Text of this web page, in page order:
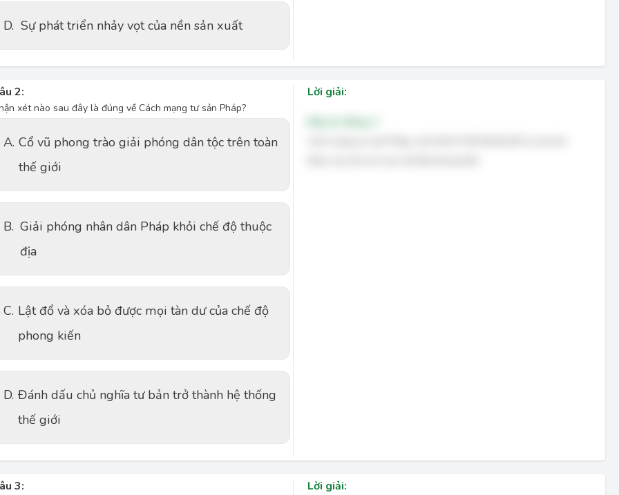
D. Sự phát triển nhảy vọt của nền sản xuất
2:
xét nào sau đây là đúng về Cách mạng tư sản Pháp?
A. Cổ vũ phong trào giải phóng dân tộc trên toàn
thế giới
B. Giải phóng nhân dân Pháp khỏi chế độ thuộc
địa
C. Lật đổ và xóa bỏ được mọi tàn dư của chế độ
phong kiến
D. Đánh dấu chủ nghĩa tư bản trở thành hệ thống
thế giới
Lời giải:
3: Lời giải: